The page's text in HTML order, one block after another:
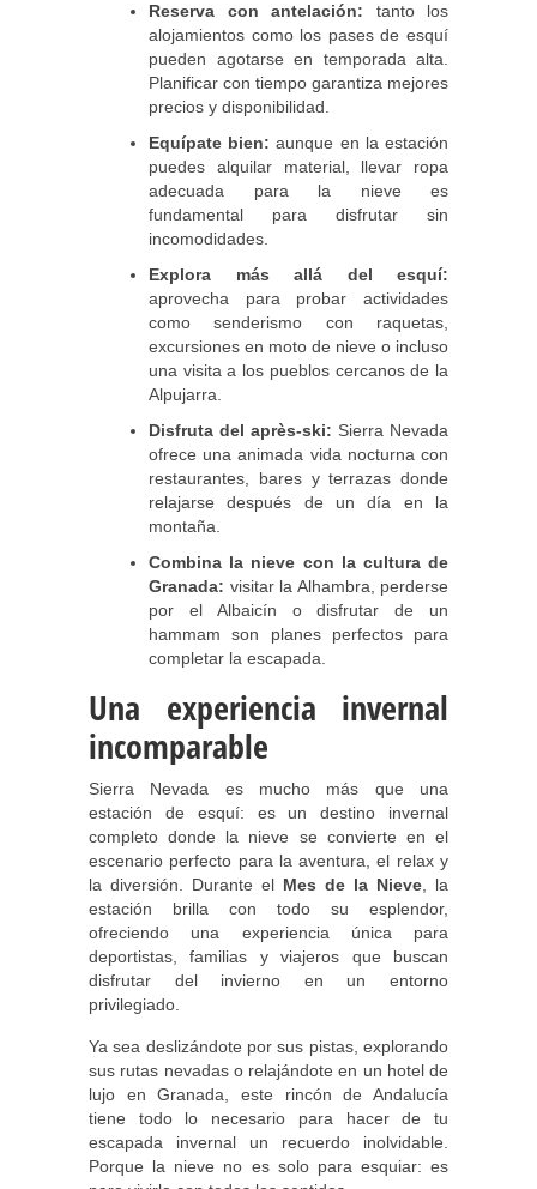
Reserva con antelación: tanto los
alojamientos como los pases de esquí
pueden agotarse en temporada alta.
Planificar con tiempo garantiza mejores
precios y disponibilidad.
Equípate bien: aunque en la estación
puedes alquilar material, llevar ropa
adecuada para la nieve es
fundamental para disfrutar sin
incomodidades.
Explora más allá del esquí:
aprovecha para probar actividades
como senderismo con raquetas,
excursiones en moto de nieve o incluso
una visita a los pueblos cercanos de la
Alpujarra.
Disfruta del après-ski: Sierra Nevada
ofrece una animada vida nocturna con
restaurantes, bares y terrazas donde
relajarse después de un día en la
montaña.
Combina la nieve con la cultura de
Granada: visitar la Alhambra, perderse
por el Albaicín o disfrutar de un
hammam son planes perfectos para
completar la escapada.
Una experiencia invernal
incomparable
Sierra Nevada es mucho más que una
estación de esquí: es un destino invernal
completo donde la nieve se convierte en el
escenario perfecto para la aventura, el relax y
la diversión. Durante el Mes de la Nieve , la
estación brilla con todo su esplendor,
ofreciendo una experiencia única para
deportistas, familias y viajeros que buscan
disfrutar del invierno en un entorno
privilegiado.
Ya sea deslizándote por sus pistas, explorando
sus rutas nevadas o relajándote en un hotel de
lujo en Granada, este rincón de Andalucía
tiene todo lo necesario para hacer de tu
escapada invernal un recuerdo inolvidable.
Porque la nieve no es solo para esquiar: es